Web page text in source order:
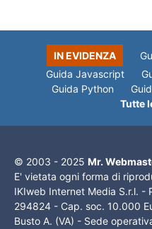
IN EVIDENZA
Guida Javascript
Guida Python
Tutte
© 2003 - 2025 Mr.
E' vietata ogni forma di
IKIweb Internet Media S.r.l. -
294824 - Cap. soc. 10.000
Busto A. (VA) - Sede